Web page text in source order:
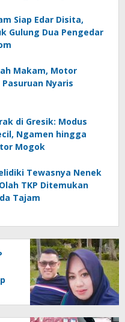
Siap Edar Disita,
Gulung Dua Pengedar
Makam, Motor
Nyaris
di Gresik: Modus
Ngamen hingga
Mogok
Tewasnya Nenek
TKP Ditemukan
Tajam